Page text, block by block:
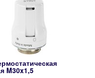
M30x1,5